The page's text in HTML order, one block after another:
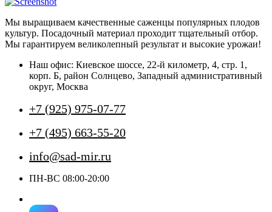
вариаций.
Опции
можно
на
странице
Мы выращиваем качественные саженцы популярных плодов
культур. Посадочный материал проходит тщательный отбор.
Мы гарантируем великолепный результат и высокие урожаи!
Наш офис: Киевское шоссе, 22-й километр, 4, стр. 1,
корп. Б, район Солнцево, Западный административный
округ, Москва
+7 (925) 975-07-77
+7 (495) 663-55-20
info@sad-mir.ru
ПН-ВС 08:00-20:00